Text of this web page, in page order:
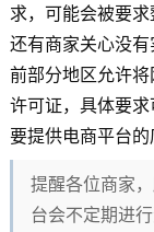
求，可能会被要求
还有商家关心没
前部分地区允许
许可证，具体要
要提供电商平台的
提醒各位商家
台会不定期进